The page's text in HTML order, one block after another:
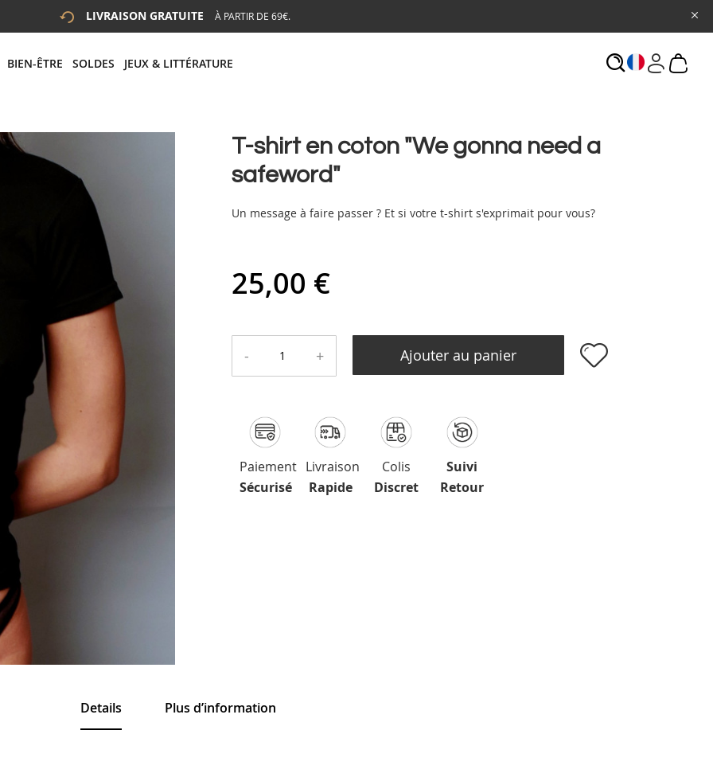
LIVRAISON GRATUITE À PARTIR DE 69€.
BIEN-ÊTRE SOLDES JEUX & LITTÉRATURE
RECHERCHE
T-shirt en coton "We gonna need a
safeword"
Un message à faire passer ? Et si votre t-shirt s'exprimait pour vous?
25,00 €
- + Ajouter au panier
Paiement
Sécurisé
Livraison
Rapide
Colis
Discret
Suivi
Retour
Details Plus d’information